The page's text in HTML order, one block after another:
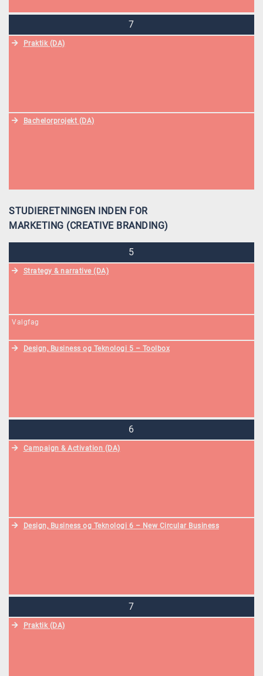
7
Praktik (DA)
Bachelorprojekt (DA)
STUDIERETNINGEN INDEN FOR
MARKETING (CREATIVE BRANDING)
5
Strategy & narrative (DA)
Valgfag
Design, Business og Teknologi 5 – Toolbox
6
Campaign & Activation (DA)
Design, Business og Teknologi 6 – New Circular Business
7
Praktik (DA)